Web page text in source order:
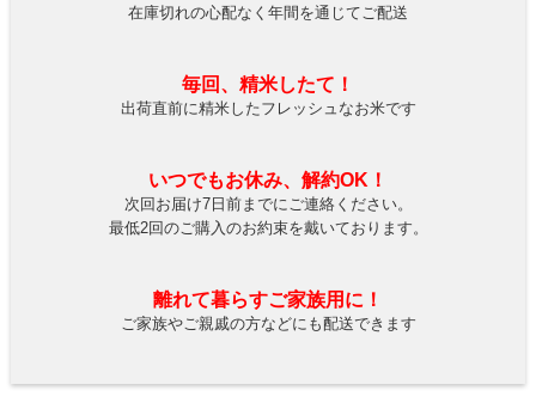
在庫切れの心配なく年間を通じてご配送
毎回、精米したて！
出荷直前に精米したフレッシュなお米です
いつでもお休み、解約OK！
次回お届け7日前までにご連絡ください。
最低2回のご購入のお約束を戴いております。
離れて暮らすご家族用に！
ご家族やご親戚の方などにも配送できます